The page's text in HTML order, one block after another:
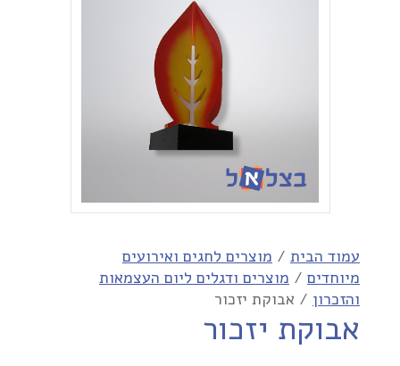
עמוד הבית / מוצרים לחגים ואירועים
מיוחדים / מוצרים ודגלים ליום העצמאות
והזכרון / אבוקת יזכור
אבוקת יזכור